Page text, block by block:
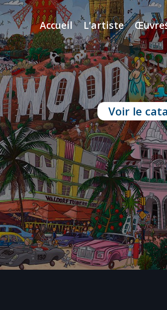
Accueil L’artiste
Voir le